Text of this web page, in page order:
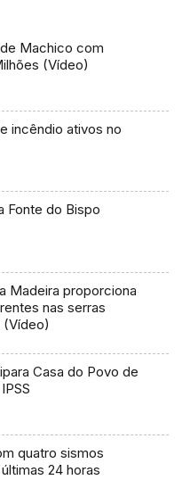
Machico com
(Vídeo)
incêndio ativos no
Fonte do Bispo
Madeira proporciona
nas serras
(Vídeo)
Casa do Povo de
quatro sismos
24 horas